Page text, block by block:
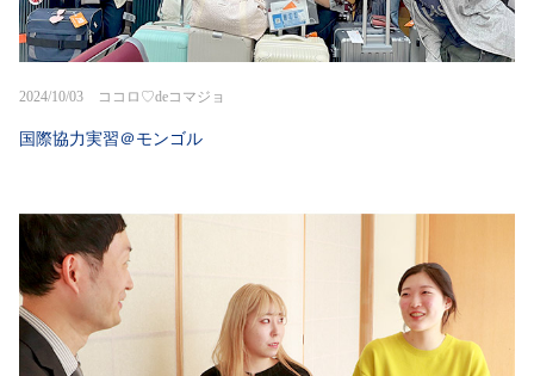
2024/10/03 ココロ♡deコマジョ
国際協力実習＠モンゴル